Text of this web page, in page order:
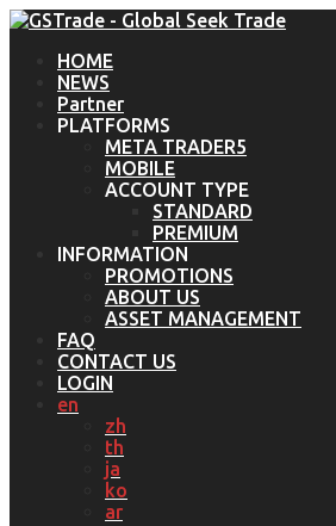
HOME
NEWS
Partner
PLATFORMS
META TRADER5
MOBILE
ACCOUNT TYPE
STANDARD
PREMIUM
INFORMATION
PROMOTIONS
ABOUT US
ASSET MANAGEMENT
FAQ
CONTACT US
LOGIN
en
zh
th
ja
ko
ar